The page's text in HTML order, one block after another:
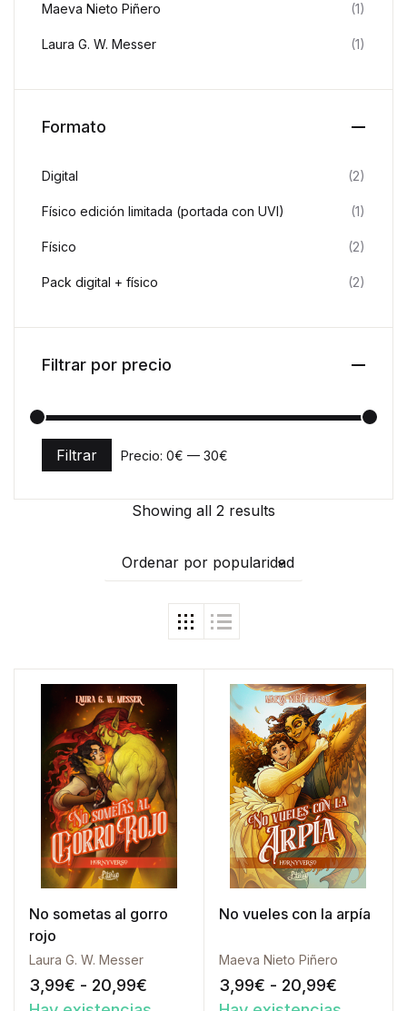
Showing all 2 results
Ordenar por popularidad
No sometas al gorro
rojo
Laura G. W. Messer
3,99€ - 20,99€ Rango de precios: desde 3,99€
No vueles con la arpía
Maeva Nieto Piñero
3,99€ - 20,99€Rango
Maeva Nieto Piñero (1)
Laura G. W. Messer (1)
Formato
Digital (2)
Físico edición limitada (portada con UVI) (1)
Físico (2)
Pack digital + físico (2)
Filtrar por precio
Precio mínimo
Precio máximo
Filtrar Precio: 0€ — 30€